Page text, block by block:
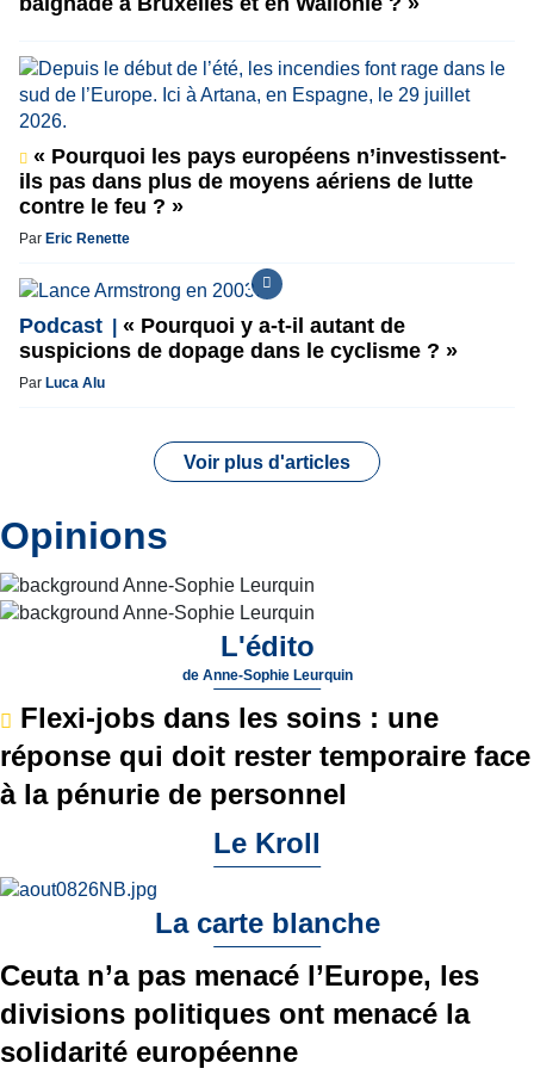
« Pourquoi les pays européens n’investissent-
ils pas dans plus de moyens aériens de lutte
contre le feu ? »
Par Eric Renette
Podcast
« Pourquoi y a-t-il autant de
suspicions de dopage dans le cyclisme ? »
Par Luca Alu
Voir plus d'articles
Opinions
L'édito
de Anne-Sophie Leurquin
Flexi-jobs dans les soins : une
réponse qui doit rester temporaire face
à la pénurie de personnel
Le Kroll
La carte blanche
Ceuta n’a pas menacé l’Europe, les
divisions politiques ont menacé la
solidarité européenne